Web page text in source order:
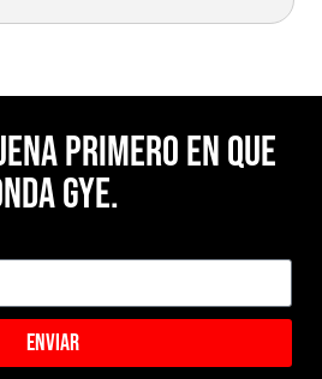
primero en Que
Gye.
Enviar